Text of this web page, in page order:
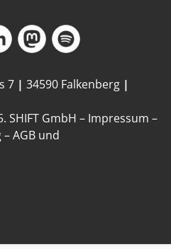
7 | 34590 Falkenberg |
. SHIFT GmbH – Impressum –
–AGB und